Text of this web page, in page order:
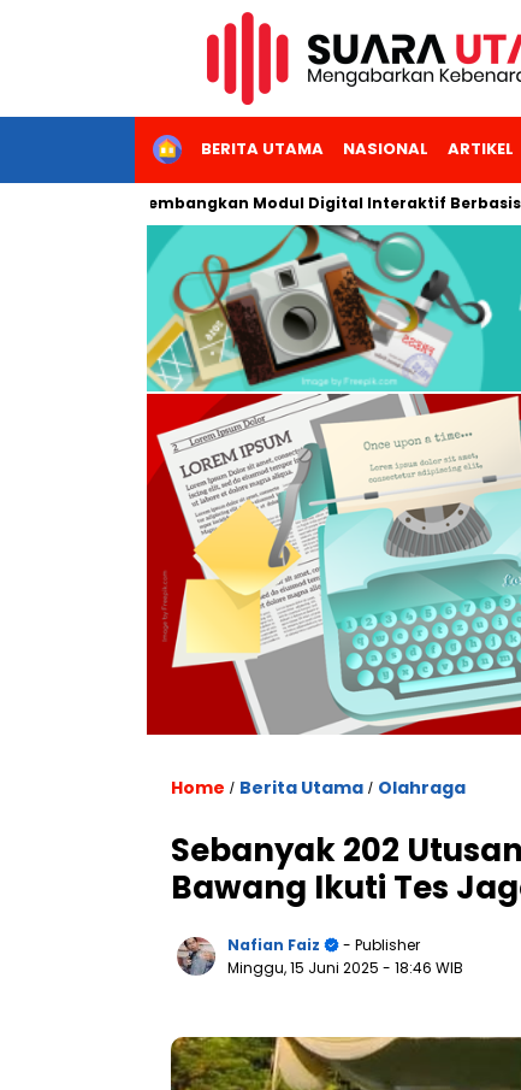
HOMEBERITA UTAMA NASIONAL ARTIKEL
Jakarta Kembangkan Modul Digital Interaktif Berbasis AI
Home / Berita Utama / Olahraga
Sebanyak 202
Bawang Ikuti Tes
Nafian Faiz
- Publisher
Minggu, 15 Juni 2025 - 18:46 WIB